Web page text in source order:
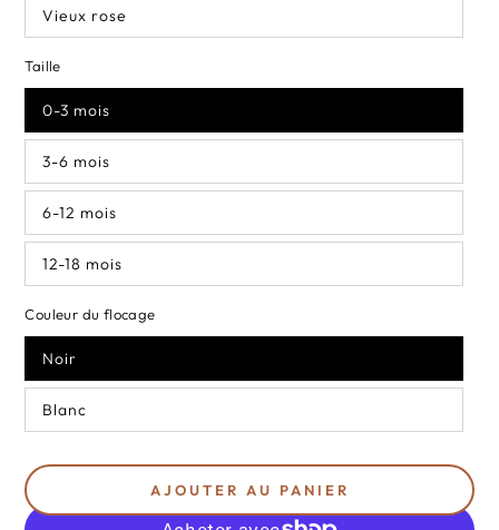
Vieux rose
Taille
0-3 mois
3-6 mois
6-12 mois
12-18 mois
Couleur du flocage
Noir
Blanc
AJOUTER AU PANIER